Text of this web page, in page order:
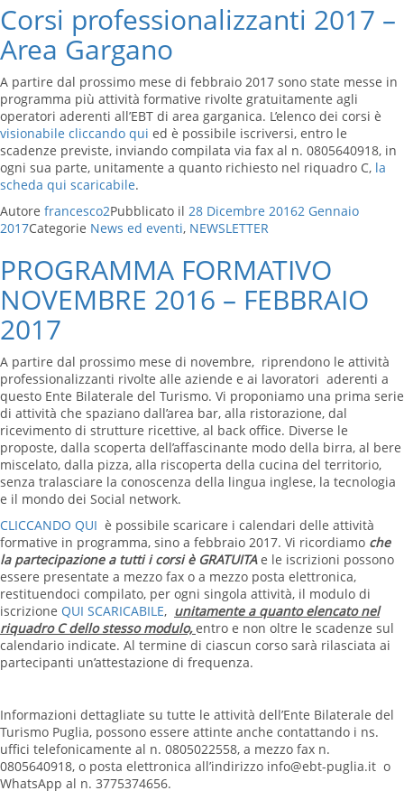
Corsi professionalizzanti 2017 –
Area Gargano
A partire dal prossimo mese di febbraio 2017 sono state messe in
programma più attività formative rivolte gratuitamente agli
operatori aderenti all’EBT di area garganica. L’elenco dei corsi è
visionabile cliccando qui ed è possibile iscriversi, entro le
scadenze previste, inviando compilata via fax al n. 0805640918, in
ogni sua parte, unitamente a quanto richiesto nel riquadro C, la
scheda qui scaricabile.
Autore francesco2Pubblicato il 28 Dicembre 20162 Gennaio
2017Categorie News ed eventi, NEWSLETTER
PROGRAMMA FORMATIVO
NOVEMBRE 2016 – FEBBRAIO
2017
A partire dal prossimo mese di novembre, riprendono le attività
professionalizzanti rivolte alle aziende e ai lavoratori aderenti a
questo Ente Bilaterale del Turismo. Vi proponiamo una prima serie
di attività che spaziano dall’area bar, alla ristorazione, dal
ricevimento di strutture ricettive, al back office. Diverse le
proposte, dalla scoperta dell’affascinante modo della birra, al bere
miscelato, dalla pizza, alla riscoperta della cucina del territorio,
senza tralasciare la conoscenza della lingua inglese, la tecnologia
e il mondo dei Social network.
CLICCANDO QUI è possibile scaricare i calendari delle attività
formative in programma, sino a febbraio 2017. Vi ricordiamo che
la partecipazione a tutti i corsi è GRATUITAe le iscrizioni possono
essere presentate a mezzo fax o a mezzo posta elettronica,
restituendoci compilato, per ogni singola attività, il modulo di
iscrizione QUI SCARICABILE, unitamente a quanto elencato nel
riquadro C dello stesso modulo,entro e non oltre le scadenze sul
calendario indicate. Al termine di ciascun corso sarà rilasciata ai
partecipanti un’attestazione di frequenza.
Informazioni dettagliate su tutte le attività dell’Ente Bilaterale del
Turismo Puglia, possono essere attinte anche contattando i ns.
uffici telefonicamente al n. 0805022558, a mezzo fax n.
0805640918, o posta elettronica all’indirizzo info@ebt-puglia.it o
WhatsApp al n. 3775374656.